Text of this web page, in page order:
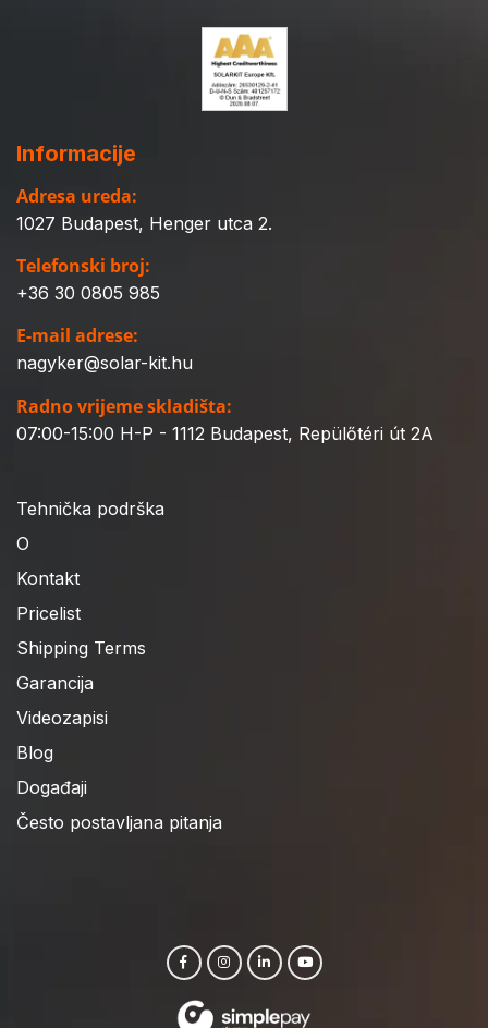
Informacije
Adresa ureda:
1027 Budapest, Henger utca 2.
Telefonski broj:
+36 30 0805 985
E-mail adrese:
nagyker@solar-kit.hu
Radno vrijeme skladišta:
07:00-15:00 H-P - 1112 Budapest, Repülőtéri út 2A
Tehnička podrška
O
Kontakt
Pricelist
Shipping Terms
Garancija
Videozapisi
Blog
Događaji
Često postavljana pitanja